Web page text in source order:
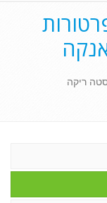
ריקה